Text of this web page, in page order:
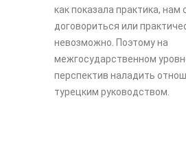
как показала практика, нам
договориться или
невозможно. Поэтому на
межгосударственном
перспектив наладить
турецким руководством.